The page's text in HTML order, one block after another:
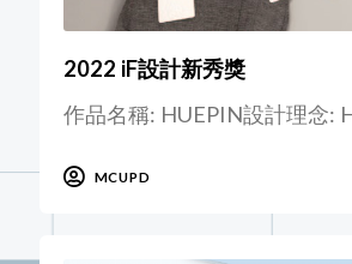
2022 iF設計新秀獎
作品名稱: HUEPIN設計理念:
MCUPD